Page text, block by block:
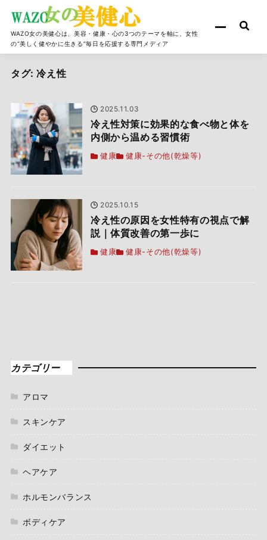
WAZO女の美健心は、美容・健康・心の3つのテーマを軸に、女性
の“美しく健やかに生きる”毎日を応援する専門メディア
タグ:冷え性
2025.11.03
冷え性対策に効果的な食べ物と体を
内側から温める習慣術
健康 健康-その他(乾燥等)
2025.10.15
冷え性の原因を女性特有の視点で解
説｜体質改善の第一歩に
健康 健康-その他(乾燥等)
カテゴリー
アロマ
スキンケア
ダイエット
ヘアケア
ホルモンバランス
ボディケア